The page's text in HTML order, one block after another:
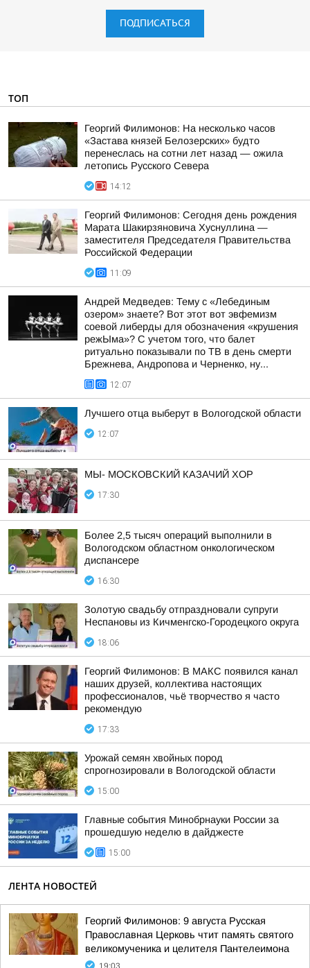
ПОДПИСАТЬСЯ
ТОП
Георгий Филимонов: На несколько часов
«Застава князей Белозерских» будто
перенеслась на сотни лет назад — ожила
летопись Русского Севера
14:12
Георгий Филимонов: Сегодня день рождения
Марата Шакирзяновича Хуснуллина —
заместителя Председателя Правительства
Российской Федерации
11:09
Андрей Медведев: Тему с «Лебединым
озером» знаете? Вот этот вот эвфемизм
соевой либерды для обозначения «крушения
режЫма»? С учетом того, что балет
ритуально показывали по ТВ в день смерти
Брежнева, Андропова и Черненко, ну...
12:07
Лучшего отца выберут в Вологодской области
12:07
МЫ- МОСКОВСКИЙ КАЗАЧИЙ ХОР
17:30
Более 2,5 тысяч операций выполнили в
Вологодском областном онкологическом
диспансере
16:30
Золотую свадьбу отпраздновали супруги
Неспановы из Кичменгско-Городецкого округа
18:06
Георгий Филимонов: В МАКС появился канал
наших друзей, коллектива настоящих
профессионалов, чьё творчество я часто
рекомендую
17:33
Урожай семян хвойных пород
спрогнозировали в Вологодской области
15:00
Главные события Минобрнауки России за
прошедшую неделю в дайджесте
15:00
ЛЕНТА НОВОСТЕЙ
Георгий Филимонов: 9 августа Русская
Православная Церковь чтит память святого
великомученика и целителя Пантелеимона
19:03